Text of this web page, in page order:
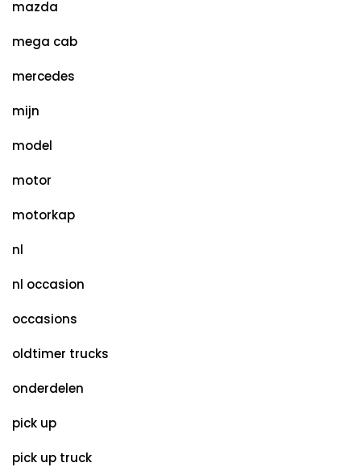
mazda
mega cab
mercedes
mijn
model
motor
motorkap
nl
nl occasion
occasions
oldtimer trucks
onderdelen
pick up
pick up truck